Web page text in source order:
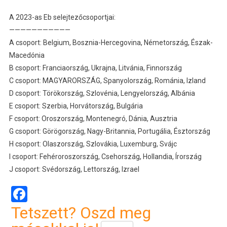
A 2023-as Eb selejtezőcsoportjai:
———————————
A csoport: Belgium, Bosznia-Hercegovina, Németország, Észak-
Macedónia
B csoport: Franciaország, Ukrajna, Litvánia, Finnország
C csoport: MAGYARORSZÁG, Spanyolország, Románia, Izland
D csoport: Törökország, Szlovénia, Lengyelország, Albánia
E csoport: Szerbia, Horvátország, Bulgária
F csoport: Oroszország, Montenegró, Dánia, Ausztria
G csoport: Görögország, Nagy-Britannia, Portugália, Észtország
H csoport: Olaszország, Szlovákia, Luxemburg, Svájc
I csoport: Fehéroroszország, Csehország, Hollandia, Írország
J csoport: Svédország, Lettország, Izrael
Facebook
Tetszett? Oszd meg